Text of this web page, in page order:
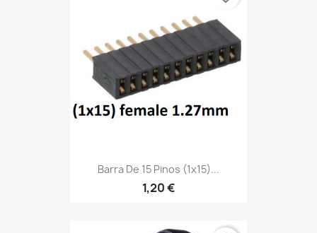
Barra De 15 Pinos (1x15)...
1,20 €